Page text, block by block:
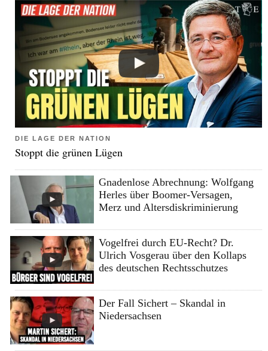
DIE LAGE DER NATION
Stoppt die grünen Lügen
Gnadenlose Abrechnung: Wolfgang
Herles über Boomer-Versagen,
Merz und Altersdiskriminierung
Vogelfrei durch EU-Recht? Dr.
Ulrich Vosgerau über den Kollaps
des deutschen Rechtsschutzes
Der Fall Sichert – Skandal in
Niedersachsen